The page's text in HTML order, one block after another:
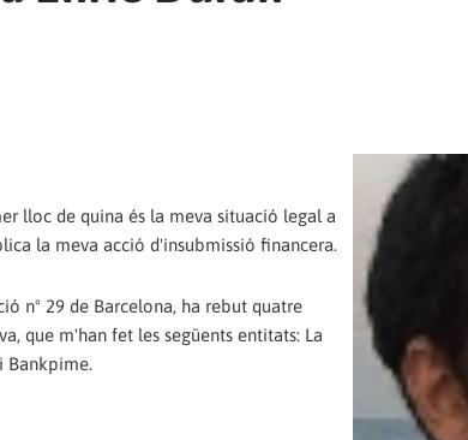
lloc de quina és la meva situació legal a
la meva acció d'insubmissió financera.
nº 29 de Barcelona, ha rebut quatre
que m'han fet les següents entitats: La
Bankpime.